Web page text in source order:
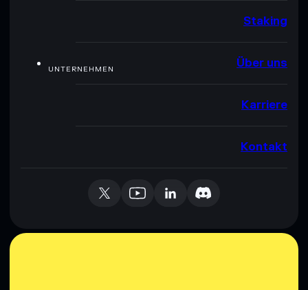
Staking
UNTERNEHMEN Über uns
Karriere
Kontakt